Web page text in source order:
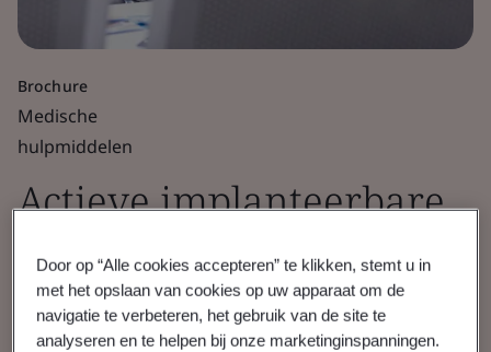
Brochure
Medische
hulpmiddelen
Actieve implanteerbare
medische hulpmiddelen
Actieve implanteerbare medische
Door op “Alle cookies accepteren” te klikken, stemt u in
met het opslaan van cookies op uw apparaat om de
navigatie te verbeteren, het gebruik van de site te
analyseren en te helpen bij onze marketinginspanningen.